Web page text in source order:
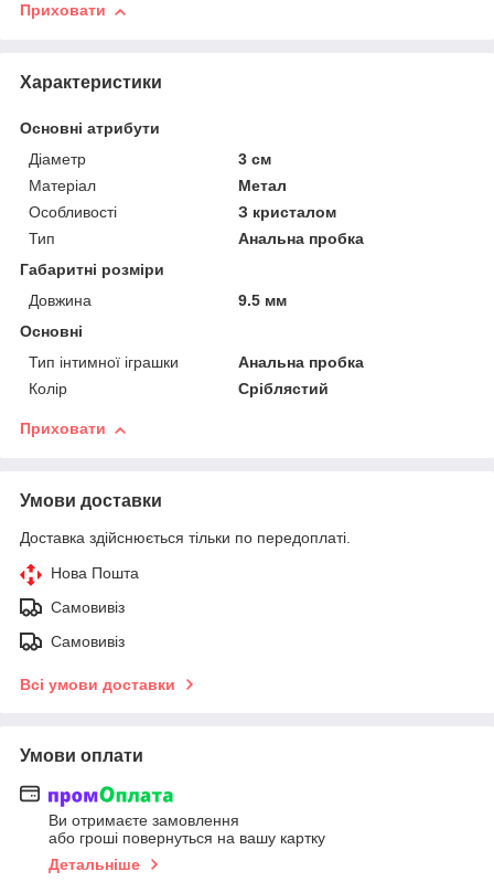
Приховати
Характеристики
Основні атрибути
Діаметр
3 см
Матеріал
Метал
Особливості
З кристалом
Тип
Анальна пробка
Габаритні розміри
Довжина
9.5 мм
Основні
Тип інтимної іграшки
Анальна пробка
Колір
Сріблястий
Приховати
Умови доставки
Доставка здійснюється тільки по передоплаті.
Нова Пошта
Самовивіз
Самовивіз
Всі умови доставки
Умови оплати
Ви отримаєте замовлення
або гроші повернуться на вашу картку
Детальніше